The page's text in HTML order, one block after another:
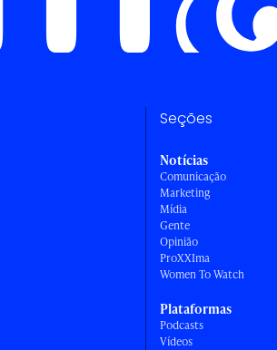
Seções
Notícias
Comunicação
Marketing
Mídia
Gente
Opinião
ProXXIma
Women To Watch
Plataformas
Podcasts
Vídeos